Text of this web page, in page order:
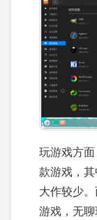
玩游戏方
款游戏，
大作较少
游戏，无聊